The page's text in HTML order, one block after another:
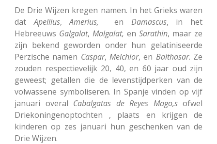
De Drie Wijzen kregen namen. In het Grieks waren
datApellius,Amerius, en Damascus, in het
Hebreeuws Galgalat, Malgalat, en Sarathin, maar ze
zijn bekend geworden onder hun gelatiniseerde
Perzische namen Caspar,Melchior, en Balthasar. Ze
zouden respectievelijk 20, 40, en 60 jaar oud zijn
geweest; getallen die de levenstijdperken van de
volwassene symboliseren. In Spanje vinden op vijf
januari overal Cabalgatas de Reyes Mago,sofwel
Driekoningenoptochten , plaats en krijgen de
kinderen op zes januari hun geschenken van de
Drie Wijzen.